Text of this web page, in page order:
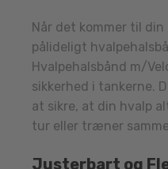
Når det kommer til
pålideligt
Hvalpehalsbånd m/
sikkerhed i tankerne.
at sikre, at din hvalp
tur eller træner
Justerbart og